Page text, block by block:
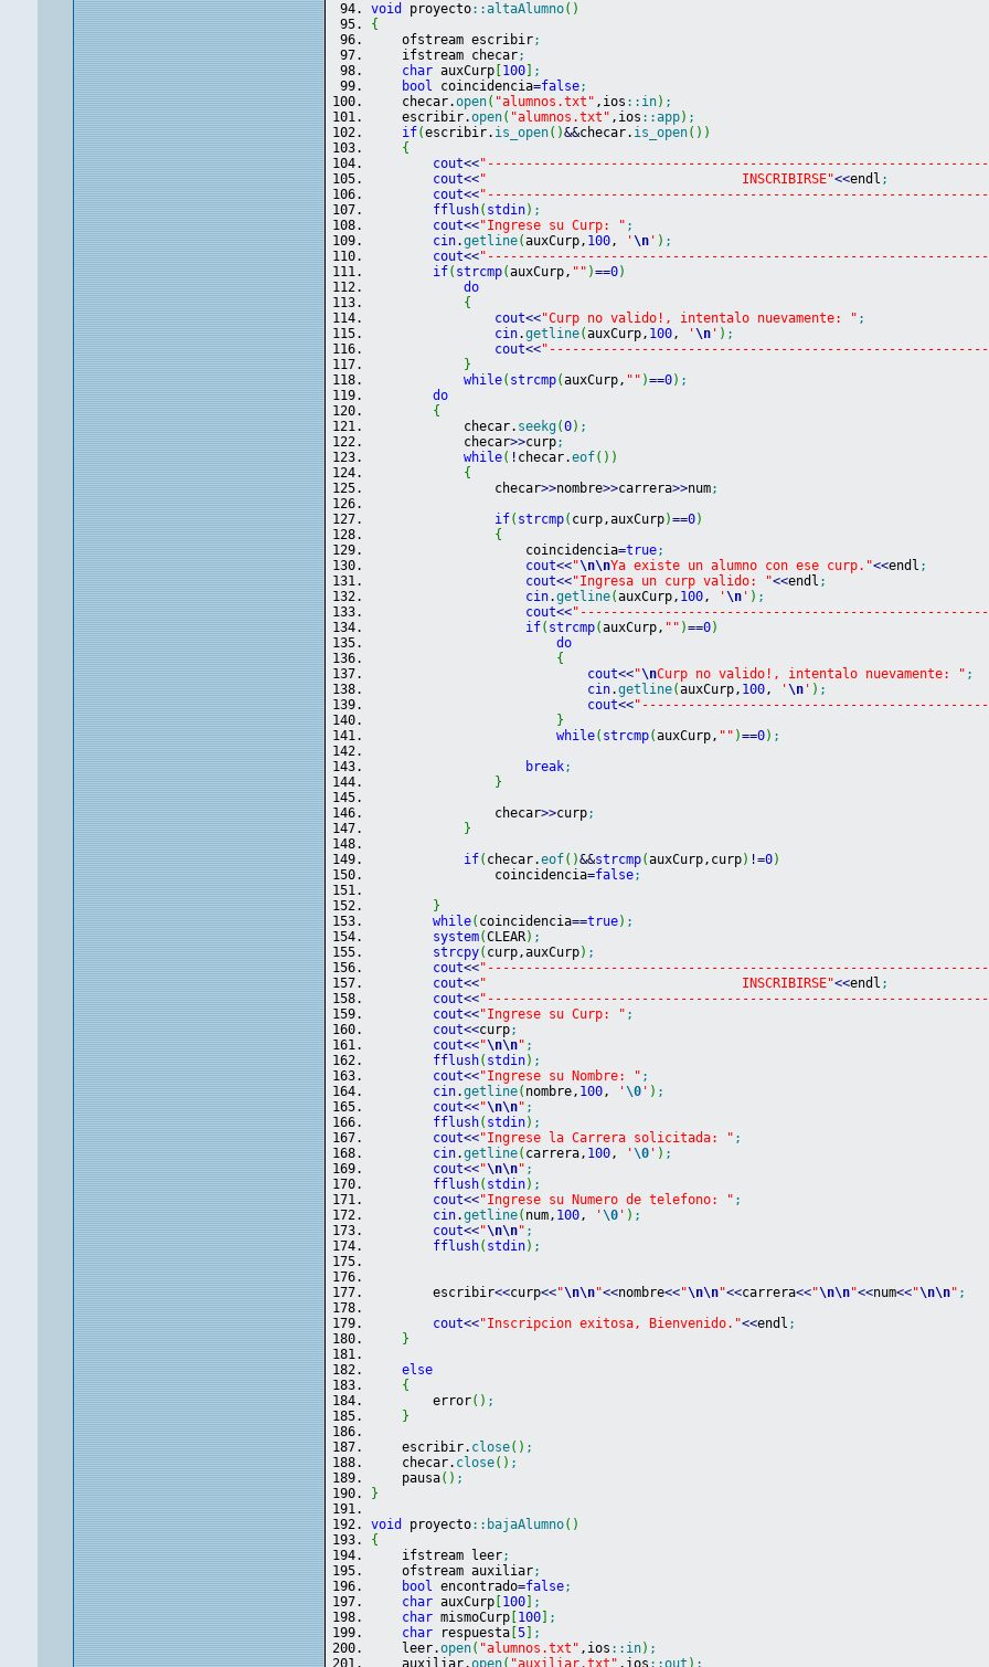
void
proyecto::altaAlumno( )
{
ofstream escribir;
ifstream checar;
char auxCurp 100
;
bool coincidencia=false;
checar.open( "alumnos.txt" ,ios :: in) ;
escribir.open( "alumnos.txt" ,ios ::app) ;
if(escribir. is_open( )&&checar. is_open( ) )
{
cout<<
cout<<"                                 INSCRIBIRSE"<<endl ;
cout<<
fflush( stdin) ;
cout<<"Ingrese su Curp: " ;
cin.getline(auxCurp, 100, '\n ' ) ;
cout<<
if( strcmp(auxCurp, "" )==0)
do
{
cout<<"Curp no valido!, intentalo nuevamente: " ;
cin.getline(auxCurp, 100, '\n ' ) ;
cout<<
}
while( strcmp(auxCurp, "" )==0) ;
do
{
checar. seekg(0) ;
checar>>curp;
while( ! checar.eof( ) )
{
checar>>nombre>>carrera>>num;
if( strcmp( curp,auxCurp)==0)
{
coincidencia=true;
cout<<"\n\nYa existe un alumno con ese curp."<<endl ;
cout<<"Ingresa un curp valido: "<<endl ;
cin.getline(auxCurp, 100, '\n ' ) ;
cout<<
if( strcmp(auxCurp, "" )==0)
do
{
cout<<"\nCurp no valido!, intentalo nuevamente: " ;
cin.getline(auxCurp, 100, '\n ' ) ;
cout<<
}
while( strcmp(auxCurp, "" )==0) ;
break;
}
checar>>curp;
}
if( checar.eof( )&&strcmp(auxCurp,curp) !=0)
coincidencia=false;
}
while( coincidencia==true) ;
system(CLEAR) ;
strcpy( curp,auxCurp) ;
cout<<
cout<<"                                 INSCRIBIRSE"<<endl ;
cout<<
cout<<"Ingrese su Curp: " ;
cout<<curp;
cout<<"\n\n" ;
fflush( stdin) ;
cout<<"Ingrese su Nombre: " ;
cin.getline( nombre, 100, '\0 ' ) ;
cout<<"\n\n" ;
fflush( stdin) ;
cout<<"Ingrese la Carrera solicitada: " ;
cin.getline( carrera, 100, '\0 ' ) ;
cout<<"\n\n" ;
fflush( stdin) ;
cout<<"Ingrese su Numero de telefono: " ;
cin.getline( num, 100, '\0 ' ) ;
cout<<"\n\n" ;
fflush( stdin) ;
escribir<<curp<<"\n\n"<<nombre<<"\n\n"<<carrera<<"\n\n"<<num<<"\n\n" ;
cout<<"Inscripcion exitosa, Bienvenido."<<endl ;
}
else
{
error( ) ;
}
escribir. close( ) ;
checar. close( ) ;
pausa( ) ;
}
void
proyecto:: bajaAlumno( )
{
ifstream leer;
ofstream auxiliar;
bool encontrado=false;
char auxCurp 100
;
char mismoCurp 100
;
char respuesta [5
;
leer.open( "alumnos.txt" ,ios :: in) ;